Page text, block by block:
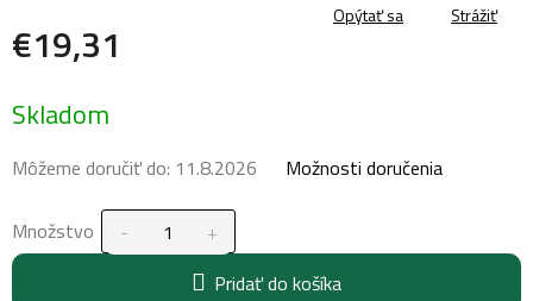
€19,31
cena:
Skladom
Môžeme doručiť do: 11.8.2026 Možnosti doručenia
Množstvo
Pridať do košíka
Opýtať sa Strážiť